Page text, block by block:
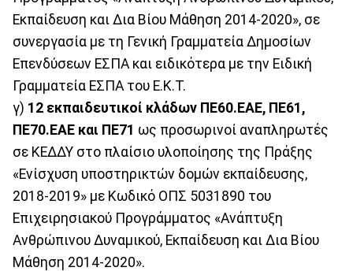
Εκπαίδευση και Δια Βίου Μάθηση 2014-2020», σε
συνεργασία με τη Γενική Γραμματεία Δημοσίων
Επενδύσεων ΕΣΠΑ και ειδικότερα με την Ειδική
Γραμματεία ΕΣΠΑ του Ε.Κ.Τ.
γ) 12 εκπαιδευτικοί κλάδων ΠΕ60.ΕΑΕ, ΠΕ61,
ΠΕ70.ΕΑΕ και ΠΕ71 ως προσωρινοί αναπληρωτές
σε ΚΕΔΔΥ στο πλαίσιο υλοποίησης της Πράξης
«Ενίσχυση υποστηρικτών δομών εκπαίδευσης,
2018-2019» με Κωδικό ΟΠΣ 5031890 του
Επιχειρησιακού Προγράμματος «Ανάπτυξη
Ανθρώπινου Δυναμικού, Εκπαίδευση και Δια Βίου
Μάθηση 2014-2020».